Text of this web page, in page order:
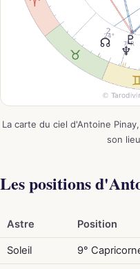
La carte du ciel d'Antoine
son
Les positions
Astre Position
Soleil 9°